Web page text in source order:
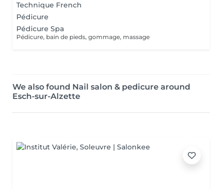
Technique French
Pédicure
Pédicure Spa
Pédicure, bain de pieds, gommage, massage
We also found Nail salon & pedicure around
Esch-sur-Alzette